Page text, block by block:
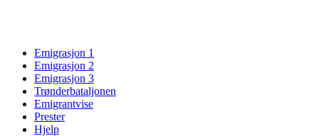
Emigrasjon 1
Emigrasjon 2
Emigrasjon 3
Trønderbataljonen
Emigrantvise
Prester
Hjelp